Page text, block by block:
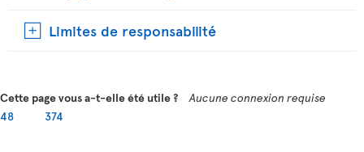
Limites de responsabilité
Cette page vous a-t-elle été utile ?
Aucune connexion requise
48
374